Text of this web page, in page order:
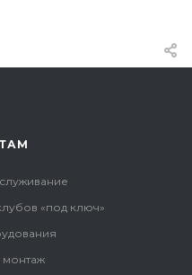
«под ключ»
монтаж